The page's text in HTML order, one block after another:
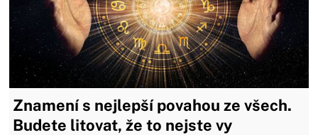
Znamení s nejlepší povahou ze všech.
Budete litovat, že to nejste vy